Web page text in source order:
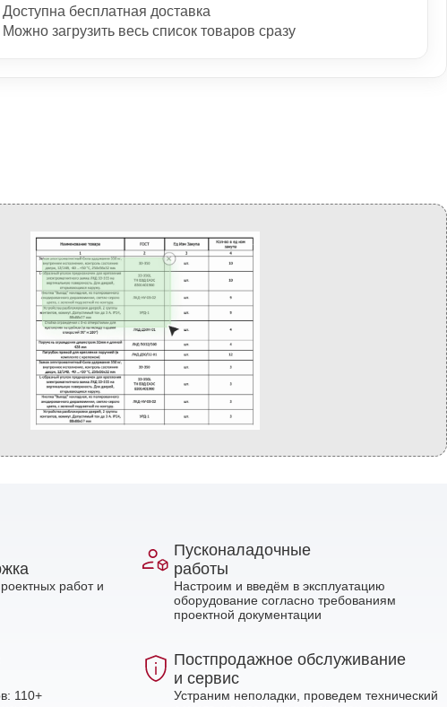
Доступна бесплатная доставка
Можно загрузить весь список товаров сразу
работ и
Пусконаладочные
работы
Настроим и введём в эксплуатацию
оборудование согласно требованиям
проектной документации
110+
Постпродажное обслуживание
и сервис
Устраним неполадки, проведем технический